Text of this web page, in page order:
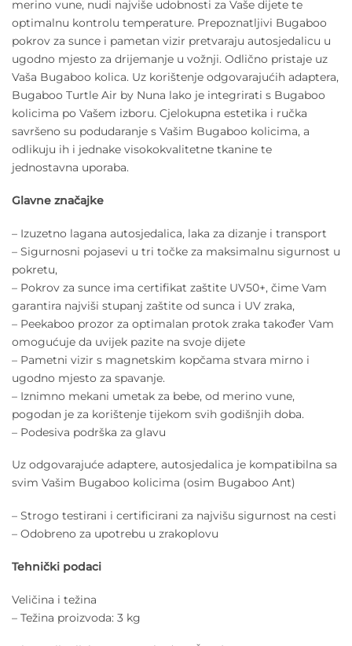
merino vune, nudi najviše udobnosti za Vaše dijete te
optimalnu kontrolu temperature. Prepoznatljivi Bugaboo
pokrov za sunce i pametan vizir pretvaraju autosjedalicu u
ugodno mjesto za drijemanje u vožnji. Odlično pristaje uz
Vaša Bugaboo kolica. Uz korištenje odgovarajućih adaptera,
Bugaboo Turtle Air by Nuna lako je integrirati s Bugaboo
kolicima po Vašem izboru. Cjelokupna estetika i ručka
savršeno su podudaranje s Vašim Bugaboo kolicima, a
odlikuju ih i jednake visokokvalitetne tkanine te
jednostavna uporaba.
Glavne značajke
– Izuzetno lagana autosjedalica, laka za dizanje i transport
– Sigurnosni pojasevi u tri točke za maksimalnu sigurnost u
pokretu,
– Pokrov za sunce ima certifikat zaštite UV50+, čime Vam
garantira najviši stupanj zaštite od sunca i UV zraka,
– Peekaboo prozor za optimalan protok zraka također Vam
omogućuje da uvijek pazite na svoje dijete
– Pametni vizir s magnetskim kopčama stvara mirno i
ugodno mjesto za spavanje.
– Iznimno mekani umetak za bebe, od merino vune,
pogodan je za korištenje tijekom svih godišnjih doba.
– Podesiva podrška za glavu
Uz odgovarajuće adaptere, autosjedalica je kompatibilna sa
svim Vašim Bugaboo kolicima (osim Bugaboo Ant)
– Strogo testirani i certificirani za najvišu sigurnost na cesti
– Odobreno za upotrebu u zrakoplovu
Tehnički podaci
Veličina i težina
– Težina proizvoda: 3 kg